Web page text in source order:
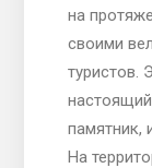
на
своими
туристов.
настоящий
памятник,
На